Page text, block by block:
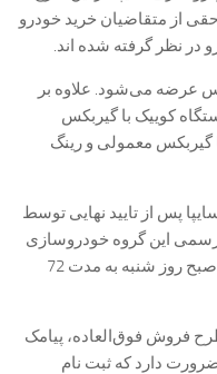
حقی از متقاضیان خرید خودرو
عرضه می‌شود. علاوه بر
کوییک با گیربکس
گیربکس معمولی و رینگ
پس از تايید نهایی توسط
این گروه خودروسازی
منتشر خواهد شد و منتخبین از ساعت 8 صبح روز شنبه به مدت 72
فروش فوق‌العاده، پیامک
دارد که ثبت نام